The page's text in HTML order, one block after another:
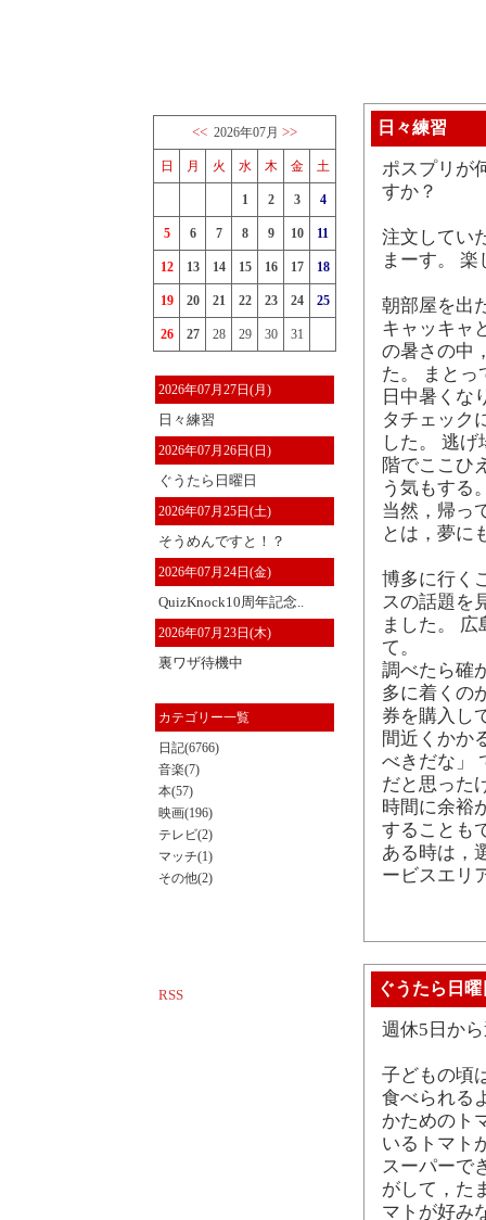
<< 2026年07月 >>
日 月 火 水 木 金 土
1 2 3 4
5 6 7 8 9 10 11
12 13 14 15 16 17 18
19 20 21 22 23 24 25
26 27 28 29 30 31
2026年07月27日(月)
日々練習
2026年07月26日(日)
ぐうたら日曜日
2026年07月25日(土)
そうめんですと！？
2026年07月24日(金)
QuizKnock10周年記念..
2026年07月23日(木)
裏ワザ待機中
カテゴリー一覧
日記(6766)
音楽(7)
本(57)
映画(196)
テレビ(2)
マッチ(1)
その他(2)
RSS
日々練習
ポスプリが
すか？
注文してい
まーす。 楽
朝部屋を出
キャッキャ
の暑さの中
た。 まとっ
日中暑くな
タチェック
した。 逃
階でここひ
う気もする
当然，帰っ
とは，夢に
博多に行く
スの話題を
ました。
て。
調べたら確
多に着くの
券を購入し
間近くかか
べきだな」
だと思った
時間に余裕
することも
ある時は，
ービスエリ
ぐうたら日曜
週休5日か
子どもの頃
食べられる
かためのト
いるトマト
スーパーで
がして，た
マトが好み